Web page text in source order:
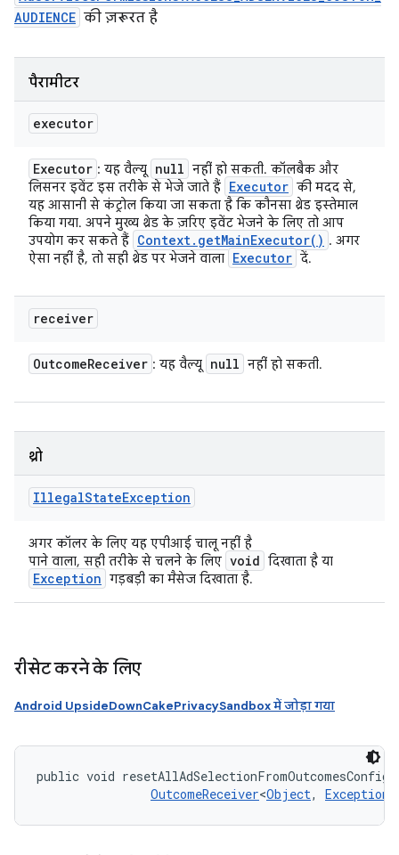
AUDIENCE की ज़रूरत है
पैरामीटर
executor
Executor : यह वैल्यू null नहीं हो सकती. कॉलबैक और
लिसनर इवेंट इस तरीके से भेजे जाते हैं Executor की मदद से,
यह आसानी से कंट्रोल किया जा सकता है कि कौनसा थ्रेड इस्तेमाल
किया गया. अपने मुख्य थ्रेड के ज़रिए इवेंट भेजने के लिए तो आप
उपयोग कर सकते हैं Context. getMainExecutor( ) . अगर
ऐसा नहीं है, तो सही थ्रेड पर भेजने वाला Executor दें.
receiver
OutcomeReceiver : यह वैल्यू null नहीं हो सकती.
थ्रो
IllegalStateException
अगर कॉलर के लिए यह एपीआई चालू नहीं है
पाने वाला, सही तरीके से चलने के लिए void दिखाता है या
Exception गड़बड़ी का मैसेज दिखाता है.
रीसेट करने के लिए
Android UpsideDownCakePrivacySandbox में जोड़ा गया
public void
OutcomeReceiver<Object, Exception